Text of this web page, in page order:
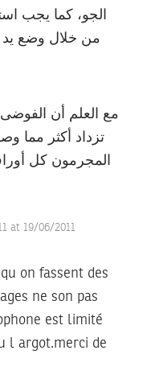
الجو، كما يجب
من خلال وضع يد
مع العلم أن
تزداد أكثر مما
المجرمون كل
at 19/06/2011
on fassent des
ne son pas
est limité
l argot.merci de